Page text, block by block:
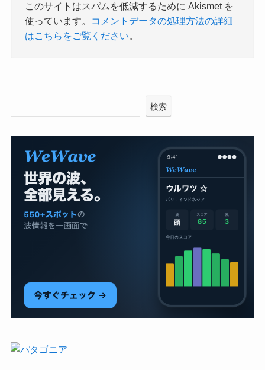
このサイトはスパムを低減するために Akismet を
使っています。
コメントデータの処理方法の詳細
はこちらをご覧ください。
検索